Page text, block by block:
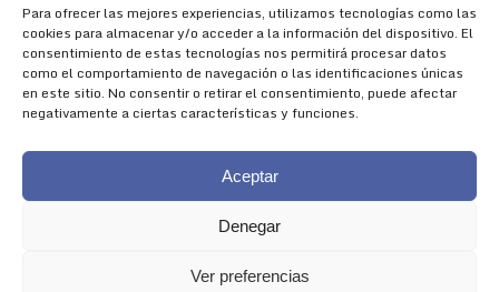
Para ofrecer las mejores experiencias, utilizamos tecnologías como las
cookies para almacenar y/o acceder a la información del dispositivo. El
consentimiento de estas tecnologías nos permitirá procesar datos
como el comportamiento de navegación o las identificaciones únicas
en este sitio. No consentir o retirar el consentimiento, puede afectar
negativamente a ciertas características y funciones.
Aceptar
Denegar
Ver preferencias
TREK
SÍGUENOS
Encuéntranos en:
Facebook
page
YouTube
page
Instagram
page